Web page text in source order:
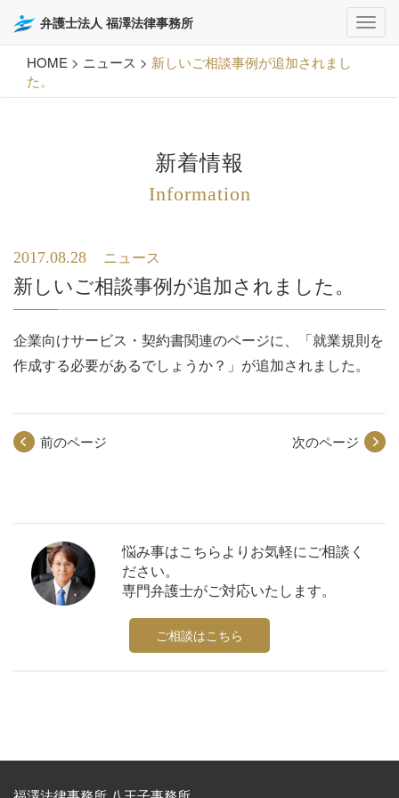
弁護士法人 福澤法律事務所
HOME > ニュース > 新しいご相談事例が追加されまし
た。
新着情報
Information
2017.08.28 ニュース
新しいご相談事例が追加されました。
企業向けサービス・契約書関連のページに、「就業規則を
作成する必要があるでしょうか？ 」が追加されました。
前のページ 次のページ
悩み事はこちらよりお気軽にご相談く
ださい。
専門弁護士がご対応いたします。
ご相談はこちら